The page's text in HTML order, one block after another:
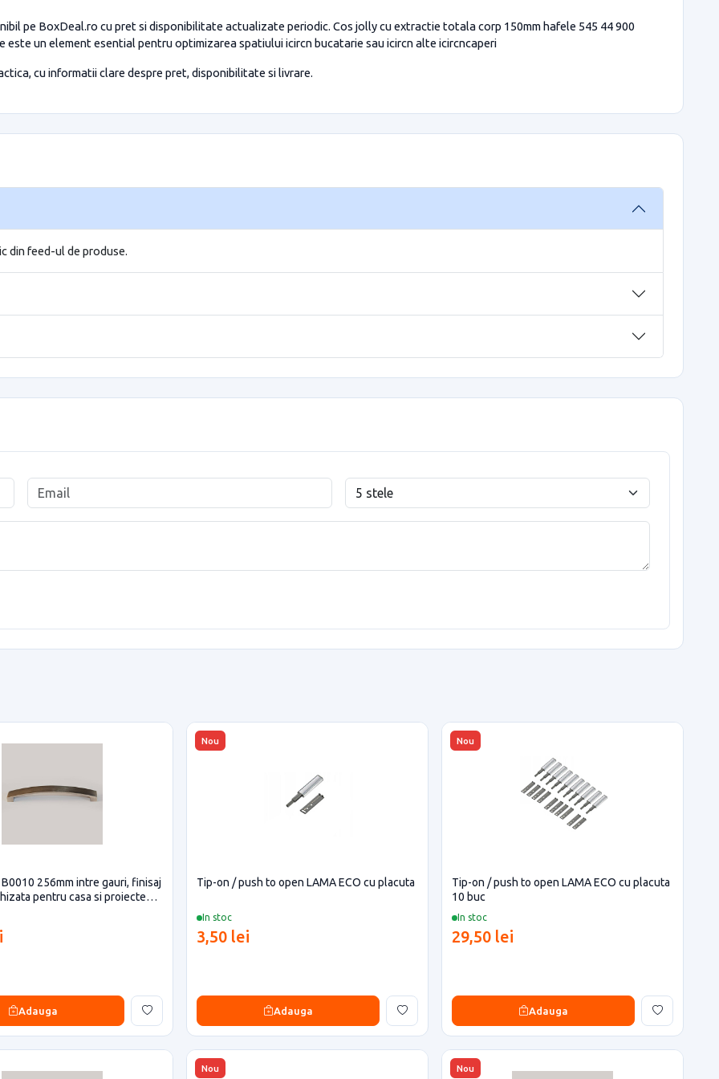
pe BoxDeal.ro cu pret si disponibilitate actualizate periodic. Cos jolly cu extractie totala corp 150mm hafele 545 44 900
un element esential pentru optimizarea spatiului icircn bucatarie sau icircn alte icircncaperi
cu informatii clare despre pret, disponibilitate si livrare.
din feed-ul de produse.
256mm intre gauri, finisaj
pentru casa si proiecte
Adauga
Nou
In stoc
Tip-on / push to open LAMA ECO cu placuta
3,50 lei
Adauga
Nou
In stoc
Tip-on / push to open LAMA ECO cu placuta
10 buc
29,50 lei
Adauga
Nou Nou